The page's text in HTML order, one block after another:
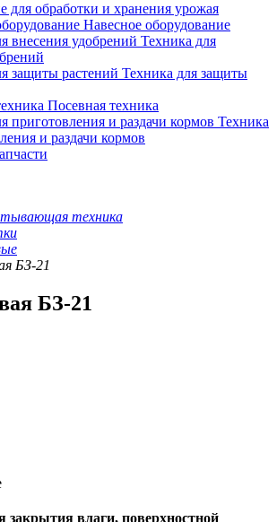
для обработки и хранения урожая
Навесное оборудование
Техника для
Техника для защиты
Посевная техника
Техника
и раздачи кормов
техника
БЗ-21
БЗ-21
закрытия влаги, поверхностной